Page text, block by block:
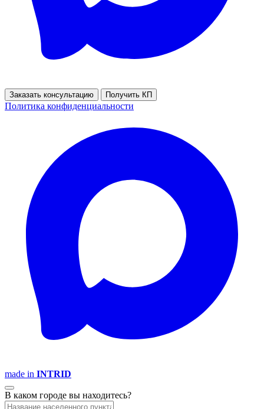
Заказать консультацию Получить КП
Политика конфиденциальности
made in INTRID
В каком городе вы находитесь?